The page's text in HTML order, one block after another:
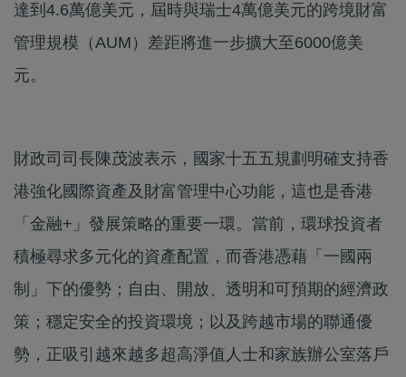
達到4.6萬億美元，屆時與瑞士4萬億美元的跨境財富
管理規模（AUM）差距將進一步擴大至6000億美
元。
財政司司長陳茂波表示，國家十五五規劃明確支持香
港強化國際資產及財富管理中心功能，這也是香港
「金融+」發展策略的重要一環。當前，環球投資者
積極尋求多元化的資產配置，而香港憑藉「一國兩
制」下的優勢；自由、開放、透明和可預期的經濟政
策；穩定安全的投資環境；以及跨越市場的聯通優
勢，正吸引越來越多超高淨值人士和家族辦公室落戶